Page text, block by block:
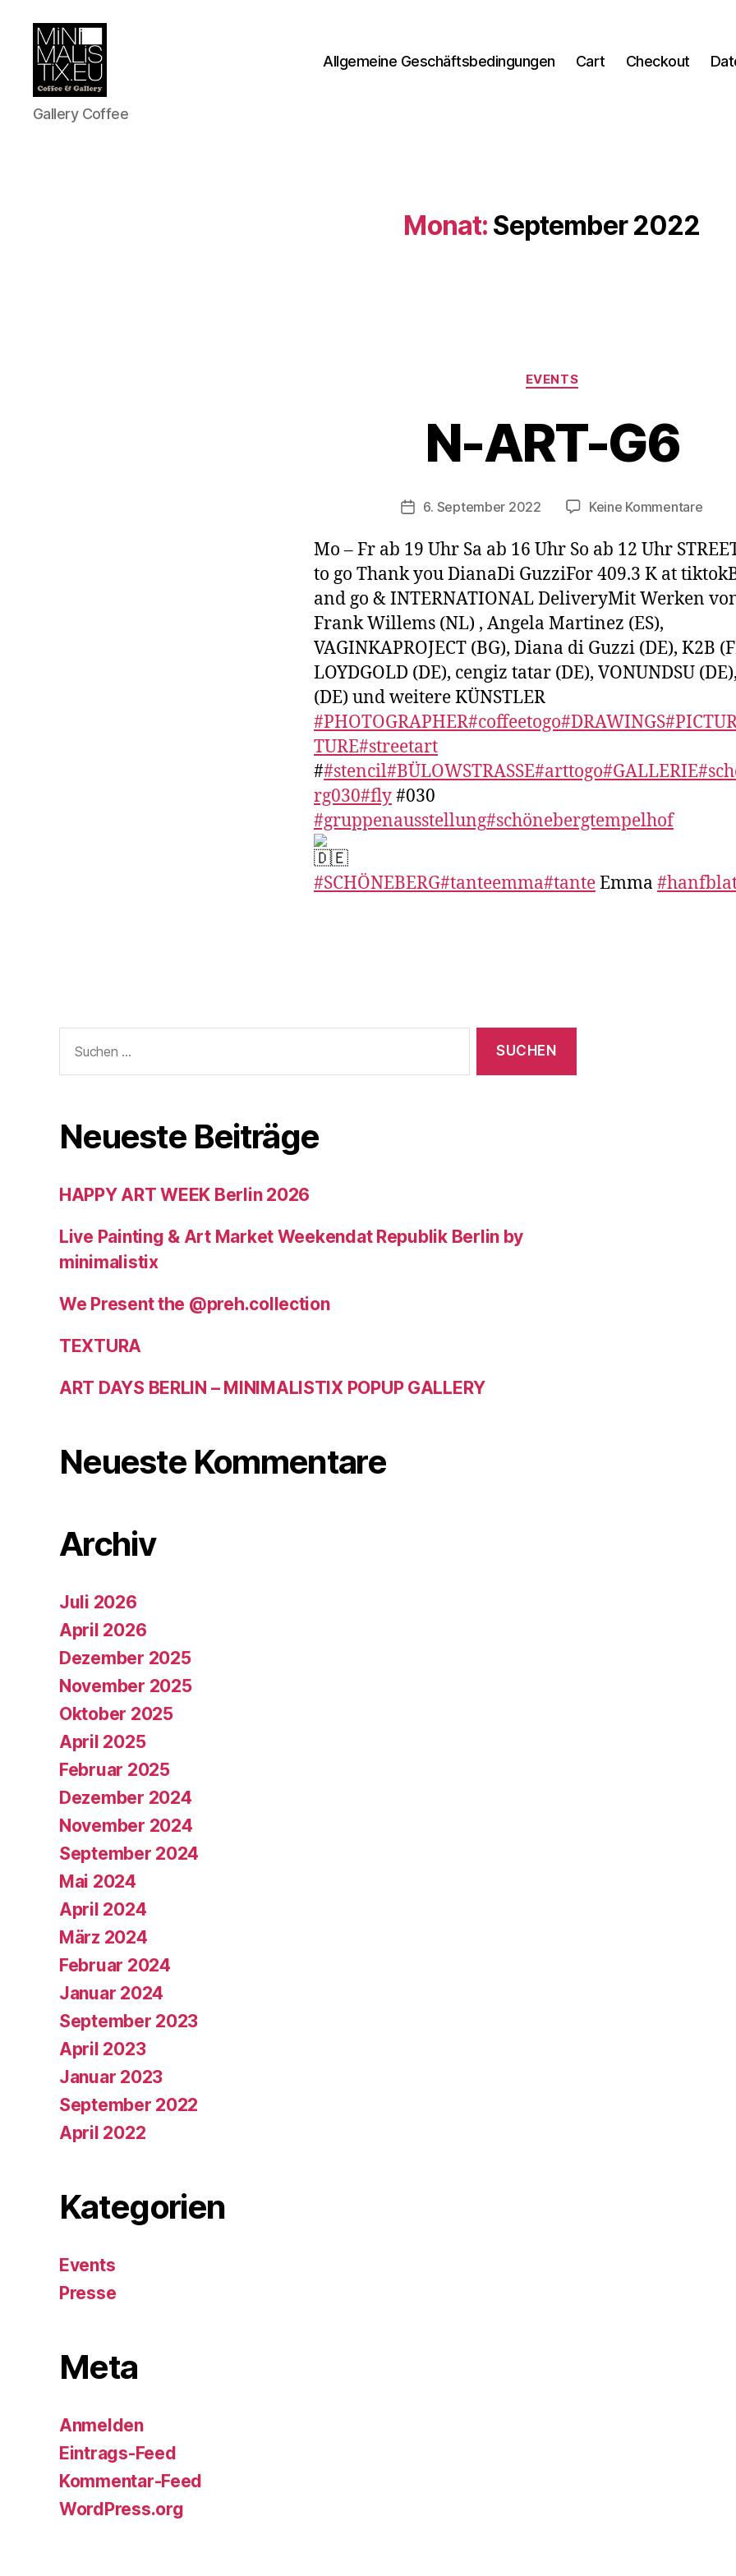
MINIMALISTIX
Gallery Coffee
Allgemeine Geschäftsbedingungen Cart Checkout
Monat: September 2022
Kategorien
EVENTS
N-ART-G6
Beitragsautor
n
B
i
1
2
3
Veröffentlichungsdatum
6. September 2022 Keine Kommentarezu
ART-
G6
Mo – Fr ab 19 Uhr Sa ab 16 Uhr So ab 12 Uhr
to go Thank you DianaDi GuzziFor 409.3 K at
and go & INTERNATIONAL DeliveryMit Werken
Frank Willems (NL) , Angela Martinez (ES),
VAGINKAPROJECT (BG), Diana di Guzzi (DE), K2B
LOYDGOLD (DE), cengiz tatar (DE), VONUNDSU
(DE) und weitere KÜNSTLER
#PHOTOGRAPHER#coffeetogo#DRAWINGS
TURE#streetart
##stencil#BÜLOWSTRASSE#arttogo#GALLERIE
rg030#fly#030
#gruppenausstellung#schönebergtempelhof
#SCHÖNEBERG#tanteemma#tanteEmma
nach:
Neueste Beiträge
HAPPY ART WEEK Berlin 2026
Live Painting & Art Market Weekendat Republik Berlin by
minimalistix
We Present the @preh.collection
TEXTURA
ART DAYS BERLIN – MINIMALISTIX POPUP GALLERY
Neueste Kommentare
Archiv
Juli 2026
April 2026
Dezember 2025
November 2025
Oktober 2025
April 2025
Februar 2025
Dezember 2024
November 2024
September 2024
Mai 2024
April 2024
März 2024
Februar 2024
Januar 2024
September 2023
April 2023
Januar 2023
September 2022
April 2022
Kategorien
Events
Presse
Meta
Anmelden
Eintrags-Feed
Kommentar-Feed
WordPress.org